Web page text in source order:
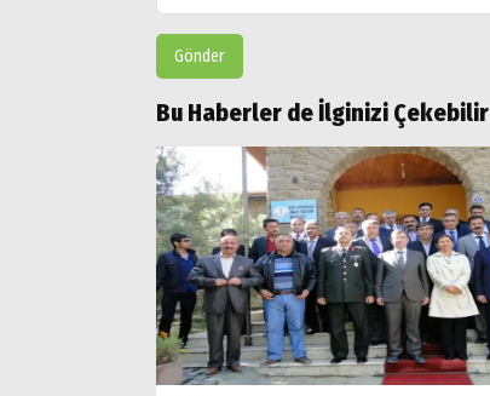
Gönder
Bu Haberler de İlginizi Çekebilir